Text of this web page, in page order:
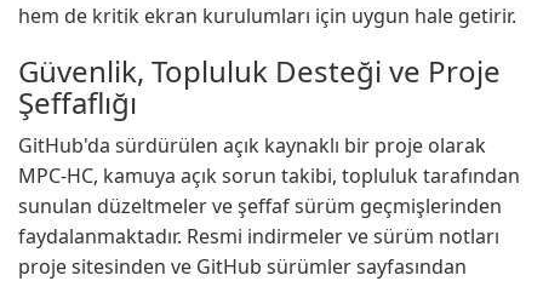
hem de kritik ekran kurulumları için uygun hale getirir.
Güvenlik, Topluluk Desteği ve Proje
Şeffaflığı
GitHub'da sürdürülen açık kaynaklı bir proje olarak
MPC-HC, kamuya açık sorun takibi, topluluk tarafından
sunulan düzeltmeler ve şeffaf sürüm geçmişlerinden
faydalanmaktadır. Resmi indirmeler ve sürüm notları
proje sitesinden ve GitHub sürümler sayfasından